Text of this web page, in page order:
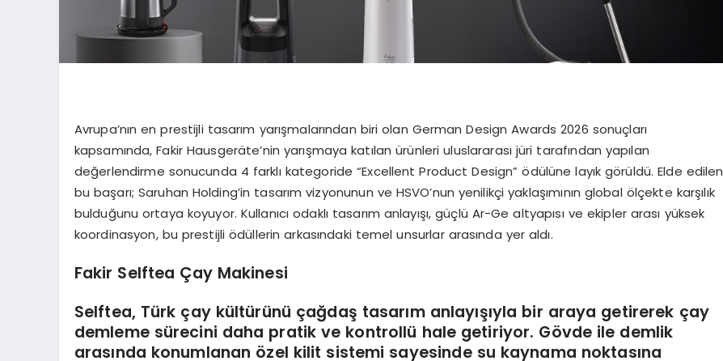
Avrupa’nın en prestijli tasarım yarışmalarından biri olan German Design Awards 2026 sonuçları
kapsamında, Fakir Hausgeräte’nin yarışmaya katılan ürünleri uluslararası jüri tarafından yapılan
değerlendirme sonucunda 4 farklı kategoride “Excellent Product Design” ödülüne layık görüldü. Elde edilen
bu başarı; Saruhan Holding’in tasarım vizyonunun ve HSVO’nun yenilikçi yaklaşımının global ölçekte karşılık
bulduğunu ortaya koyuyor. Kullanıcı odaklı tasarım anlayışı, güçlü Ar-Ge altyapısı ve ekipler arası yüksek
koordinasyon, bu prestijli ödüllerin arkasındaki temel unsurlar arasında yer aldı.
Fakir Selftea Çay Makinesi
Selftea, Türk çay kültürünü çağdaş tasarım anlayışıyla bir araya getirerek çay
demleme sürecini daha pratik ve kontrollü hale getiriyor. Gövde ile demlik
arasında konumlanan özel kilit sistemi sayesinde su kaynama noktasına